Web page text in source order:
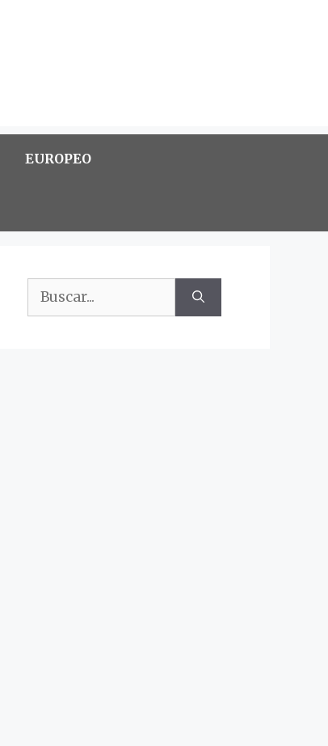
EUROPEO
Buscar: